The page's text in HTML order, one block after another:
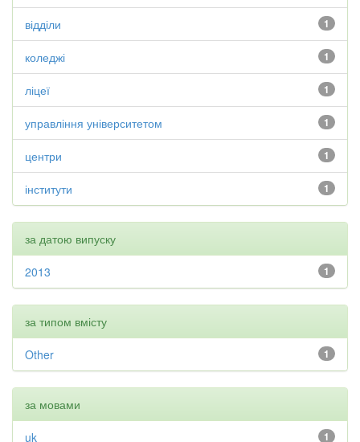
1
відділи
1
коледжі
1
ліцеї
1
управління університетом
1
центри
1
інститути
за датою випуску
1
2013
за типом вмісту
1
Other
за мовами
1
uk